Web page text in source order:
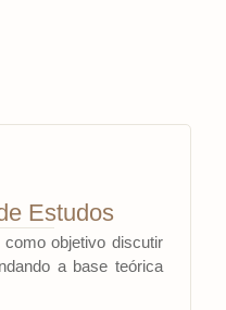
Estudos
objetivo discutir
a base teórica